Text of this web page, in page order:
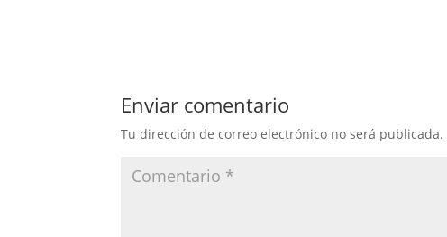
Enviar comentario
Tu dirección de correo electrónico no será publicada.